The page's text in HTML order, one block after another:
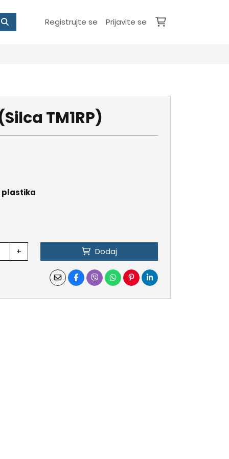
Registrujte se Prijavite se
TM1RP)
plastika
+ Dodaj